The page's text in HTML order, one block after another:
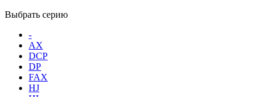
Выбрать серию
-
AX
DCP
DP
FAX
HJ